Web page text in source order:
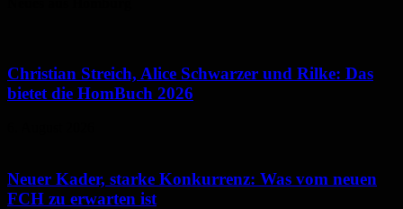
Christian Streich, Alice Schwarzer und Rilke: Das
bietet die HomBuch 2026
Neuer Kader, starke Konkurrenz: Was vom neuen
FCH zu erwarten ist